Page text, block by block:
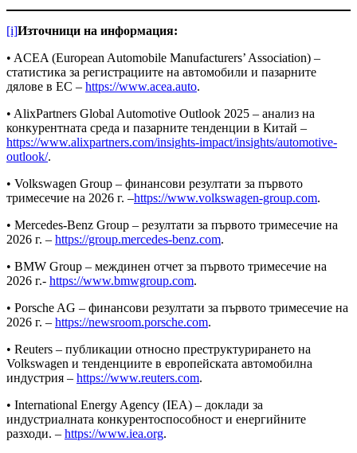
[i]Източници на информация:
• ACEA (European Automobile Manufacturers’ Association) –
статистика за регистрациите на автомобили и пазарните
дялове в ЕС – https://www.acea.auto.
• AlixPartners Global Automotive Outlook 2025 – анализ на
конкурентната среда и пазарните тенденции в Китай –
https://www.alixpartners.com/insights-impact/insights/automotive-
outlook/.
• Volkswagen Group – финансови резултати за първото
тримесечие на 2026 г. –https://www.volkswagen-group.com.
• Mercedes-Benz Group – резултати за първото тримесечие на
2026 г. – https://group.mercedes-benz.com.
• BMW Group – междинен отчет за първото тримесечие на
2026 г.- https://www.bmwgroup.com.
• Porsche AG – финансови резултати за първото тримесечие на
2026 г. – https://newsroom.porsche.com.
• Reuters – публикации относно преструктурирането на
Volkswagen и тенденциите в европейската автомобилна
индустрия – https://www.reuters.com.
• International Energy Agency (IEA) – доклади за
индустриалната конкурентоспособност и енергийните
разходи. – https://www.iea.org.